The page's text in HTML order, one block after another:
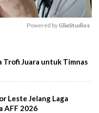
Powered by GliaStudios
Trofi Juara untuk Timnas
Leste Jelang Laga
AFF 2026